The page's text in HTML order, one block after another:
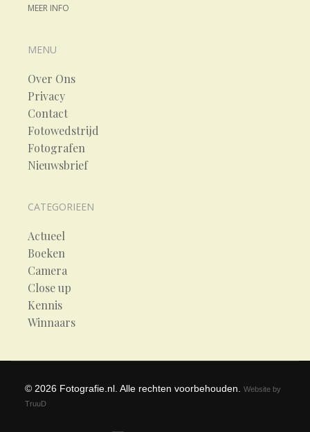
MEER INFO
MENU
Over Ons
Privacy
Contact
Fotowedstrijd
Fotografen
Nieuwsbrief
CATEGORIEEN
Actueel
Boeken
Camera
Close up
Kennis
Winnaars
© 2026 Fotografie.nl. Alle rechten voorbehouden.
Website by
TruuD